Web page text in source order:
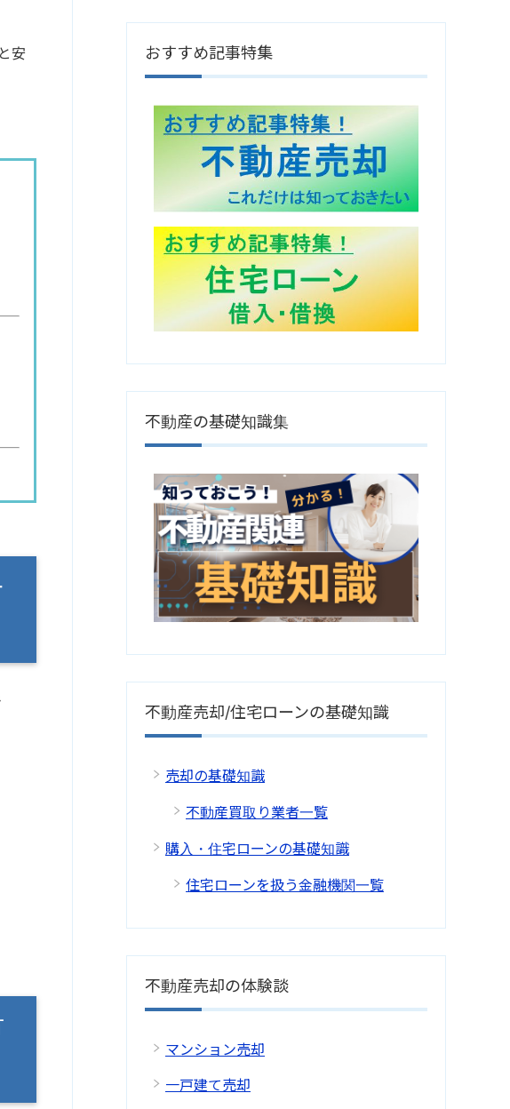
安
おすすめ記事特集
不動産の基礎知識集
不動産売却/住宅ローンの基礎知識
売却の基礎知識
不動産買取り業者一覧
購入・住宅ローンの基礎知識
住宅ローンを扱う金融機関一覧
不動産売却の体験談
マンション売却
一戸建て売却